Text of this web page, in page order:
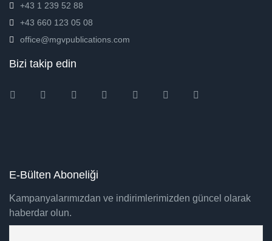
+43 1 239 52 88
+43 660 123 05 08
office@mgvpublications.com
Bizi takip edin
InstagramFacebookTwitter Amazon Pinterest
E-Bülten Aboneliği
Kampanyalarımızdan ve indirimlerimizden güncel olarak
haberdar olun.